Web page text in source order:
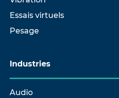
Essais virtuels
Pesage
Industries
Audio